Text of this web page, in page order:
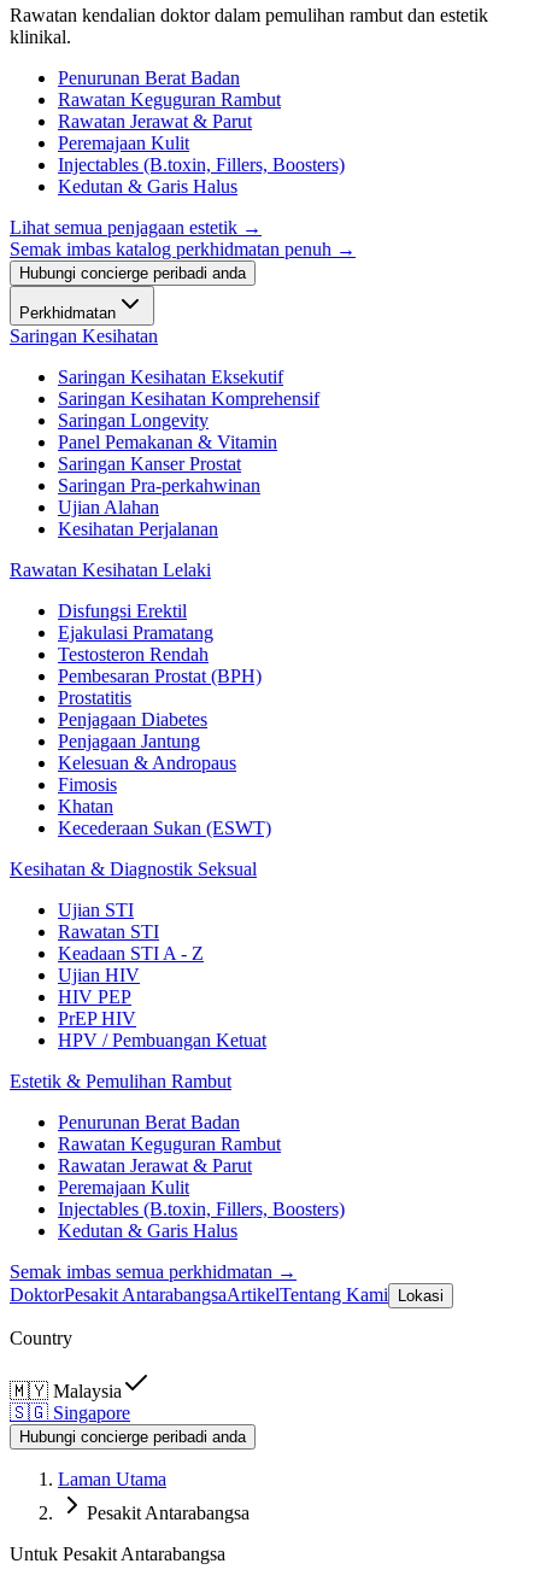
Rawatan kendalian doktor dalam pemulihan rambut dan estetik
klinikal.
Penurunan Berat Badan
Rawatan Keguguran Rambut
Rawatan Jerawat & Parut
Peremajaan Kulit
Injectables (B.toxin, Fillers, Boosters)
Kedutan & Garis Halus
Lihat semua penjagaan estetik →
Semak imbas katalog perkhidmatan penuh →
Hubungi concierge peribadi anda
Perkhidmatan
Saringan Kesihatan
Saringan Kesihatan Eksekutif
Saringan Kesihatan Komprehensif
Saringan Longevity
Panel Pemakanan & Vitamin
Saringan Kanser Prostat
Saringan Pra-perkahwinan
Ujian Alahan
Kesihatan Perjalanan
Rawatan Kesihatan Lelaki
Disfungsi Erektil
Ejakulasi Pramatang
Testosteron Rendah
Pembesaran Prostat (BPH)
Prostatitis
Penjagaan Diabetes
Penjagaan Jantung
Kelesuan & Andropaus
Fimosis
Khatan
Kecederaan Sukan (ESWT)
Kesihatan & Diagnostik Seksual
Ujian STI
Rawatan STI
Keadaan STI A - Z
Ujian HIV
HIV PEP
PrEP HIV
HPV / Pembuangan Ketuat
Estetik & Pemulihan Rambut
Penurunan Berat Badan
Rawatan Keguguran Rambut
Rawatan Jerawat & Parut
Peremajaan Kulit
Injectables (B.toxin, Fillers, Boosters)
Kedutan & Garis Halus
Semak imbas semua perkhidmatan →
DoktorPesakit AntarabangsaArtikelTentang Kami Lokasi
Country
🇲🇾 Malaysia
🇸🇬 Singapore
Hubungi concierge peribadi anda
Laman Utama
Pesakit Antarabangsa
Untuk Pesakit Antarabangsa